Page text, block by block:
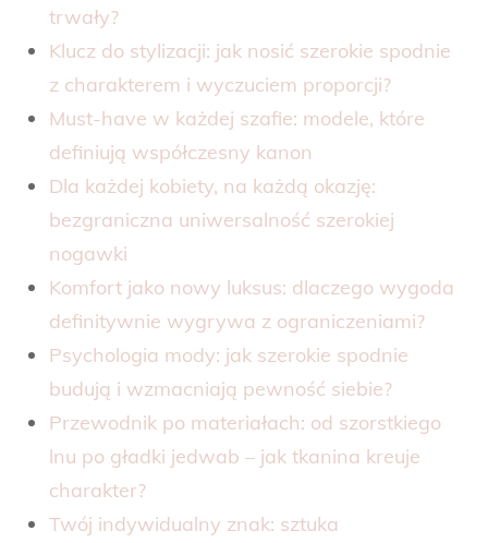
trwały?
Klucz do stylizacji: jak nosić szerokie spodnie
z charakterem i wyczuciem proporcji?
Must-have w każdej szafie: modele, które
definiują współczesny kanon
Dla każdej kobiety, na każdą okazję:
bezgraniczna uniwersalność szerokiej
nogawki
Komfort jako nowy luksus: dlaczego wygoda
definitywnie wygrywa z ograniczeniami?
Psychologia mody: jak szerokie spodnie
budują i wzmacniają pewność siebie?
Przewodnik po materiałach: od szorstkiego
lnu po gładki jedwab – jak tkanina kreuje
charakter?
Twój indywidualny znak: sztuka